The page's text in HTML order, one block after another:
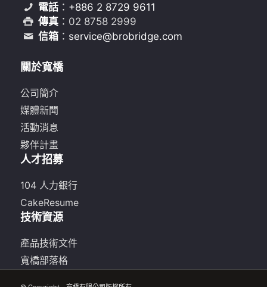
電話 ： +886 2 8729 9611
傳真 ：02 8758 2999
信箱 ： service@brobridge.com
關於寬橋
公司簡介
媒體新聞
活動消息
夥伴計畫
人才招募
104 人力銀行
CakeResume
技術資源
產品技術文件
寬橋部落格